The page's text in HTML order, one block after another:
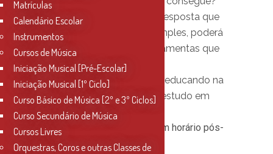
Então este Workshop é a resposta que
procura. De uma forma simples, poderá
obter um conjunto de ferramentas que
lhe permitam facilitar o
acompanhamento do seu educando na
realização das tarefas de estudo em
casa.
Garanta já a sua inscrição, em horário pós-
laboral.
Matrículas
Calendário Escolar
Instrumentos
Cursos de Música
Iniciação Musical [Pré-Escolar]
Iniciação Musical [1º Ciclo]
Curso Básico de Música [2º e 3º Ciclos]
Curso Secundário de Música
Cursos Livres
Orquestras, Coros e outras Classes de